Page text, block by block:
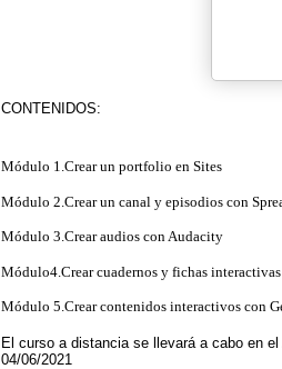
CONTENIDOS:
Módulo 1.Crear un portfolio en Sites
Módulo 2.Crear un canal y episodios con
Módulo 3.Crear audios con Audacity
Módulo4.Crear cuadernos y fichas interactivas
Módulo 5.Crear contenidos interactivos con
El curso a distancia se llevará a cabo en
04/06/2021